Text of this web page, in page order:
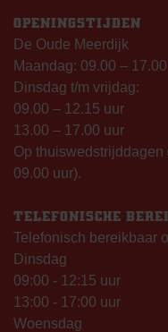
OPENINGSTIJDEN
De Oude Meerdijk
Maandag: 09.00 –
Dinsdag t/m vrijdag:
09.00 – 12.15 uur
13.00 – 17.00 uur
Op thuiswedstrijddagen
09.00 uur).
TELEFONISCHE
Telefonisch bereikbaar
Dinsdag
09:00 - 12:15 uur
13:00 - 17:00 uur
Woensdag